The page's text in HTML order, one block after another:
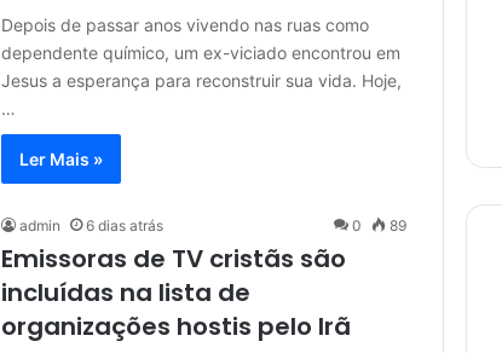
Depois de passar anos vivendo nas ruas como
dependente químico, um ex-viciado encontrou em
Jesus a esperança para reconstruir sua vida. Hoje,
…
Ler Mais »
admin 6 dias atrás 0 89
Emissoras de TV cristãs são
incluídas na lista de
organizações hostis pelo Irã